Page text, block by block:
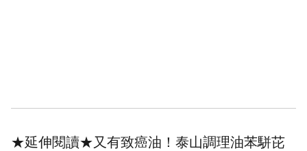
★延伸閱讀★又有致癌油！泰山調理油苯駢芘